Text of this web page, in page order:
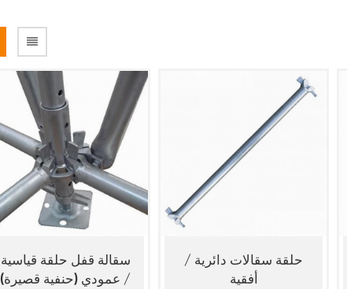
سقالة قفل حلقة قياسية
/ عمودي (حنفية قصيرة)
حلقة سقالات دائرية /
أفقية